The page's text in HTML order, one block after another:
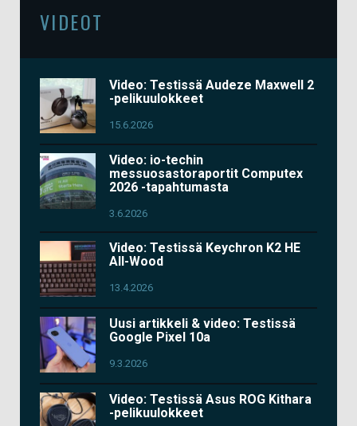
VIDEOT
Video: Testissä Audeze Maxwell 2
-pelikuulokkeet
15.6.2026
Video: io-techin
messuosastoraportit Computex
2026 -tapahtumasta
3.6.2026
Video: Testissä Keychron K2 HE
All-Wood
13.4.2026
Uusi artikkeli & video: Testissä
Google Pixel 10a
9.3.2026
Video: Testissä Asus ROG Kithara
-pelikuulokkeet